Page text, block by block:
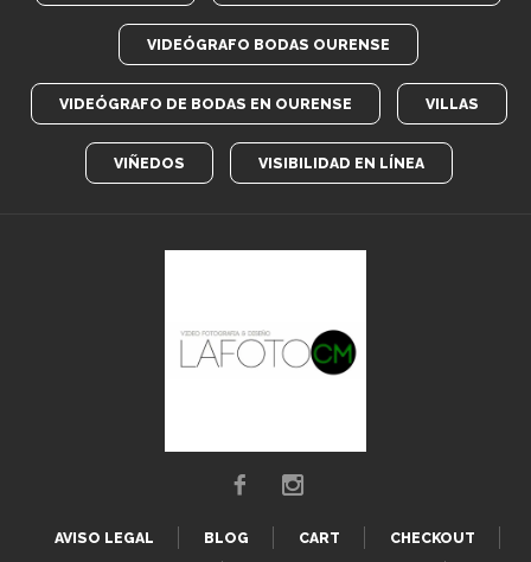
VIDEÓGRAFO BODAS OURENSE
VIDEÓGRAFO DE BODAS EN OURENSE VILLAS
VIÑEDOS VISIBILIDAD EN LÍNEA
AVISO LEGAL BLOG CART CHECKOUT